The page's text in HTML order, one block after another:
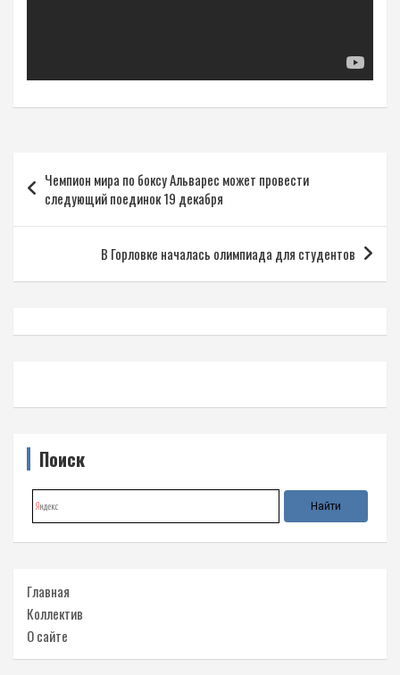
по
записям
Чемпион мира по боксу Альварес может провести
следующий поединок 19 декабря
В Горловке началась олимпиада для студентов
Поиск
Главная
Коллектив
О сайте